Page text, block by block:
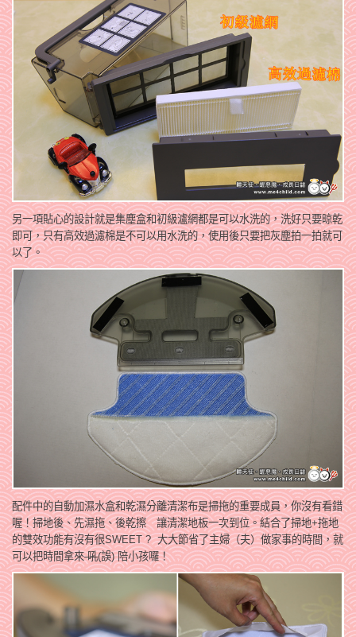
另一項貼心的設計就是集塵盒和初級瀘網都是可以水洗的，洗好只要晾乾
即可，只有高效過濾棉是不可以用水洗的，使用後只要把灰塵拍一拍就可
以了。
配件中的自動加濕水盒和乾濕分離清潔布是掃拖的重要成員，你沒有看錯
喔！掃地後、先濕拖、後乾擦 讓清潔地板一次到位。結合了掃地+拖地
的雙效功能有沒有很SWEET ? 大大節省了主婦（夫）做家事的時間，就
可以把時間拿來吼(誤) 陪小孩囉！